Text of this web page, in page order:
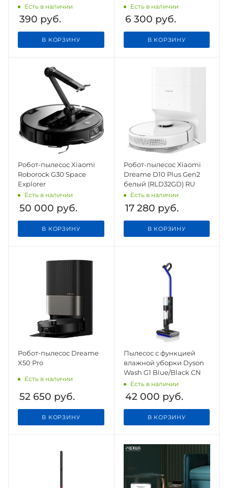
S5/S5 Max/S6/S6 pure/S6
Max
Есть в наличии
390 руб.
В КОРЗИНУ
Есть в наличии
6 300 руб.
В КОРЗИНУ
Робот-пылесос Xiaomi
Roborock G30 Space
Explorer
Есть в наличии
50 000 руб.
В КОРЗИНУ
Робот-пылесос Xiaomi
Dreame D10 Plus Gen2
белый (RLD32GD) RU
Есть в наличии
17 280 руб.
В КОРЗИНУ
Робот-пылесос Dreame
X50 Pro
Есть в наличии
52 650 руб.
В КОРЗИНУ
Пылесос с функцией
влажной уборки Dyson
Wash G1 Blue/Black CN
Есть в наличии
42 000 руб.
В КОРЗИНУ